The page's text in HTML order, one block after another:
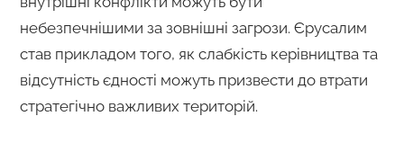
небезпечнішими за зовнішні загрози. Єрусалим
став прикладом того, як слабкість керівництва та
відсутність єдності можуть призвести до втрати
стратегічно важливих територій.